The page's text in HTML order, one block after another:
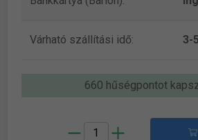
Várható szállítási idő: 3-
660 hűségpontot